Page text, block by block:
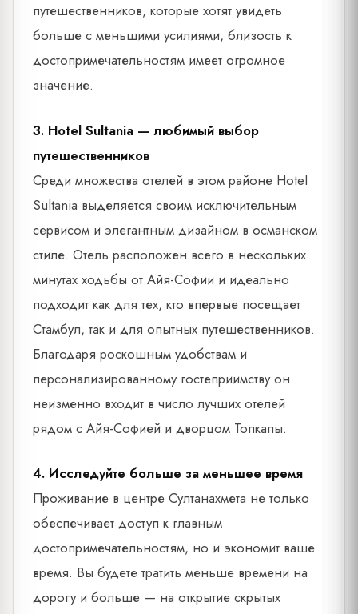
путешественников, которые хотят увидеть
больше с меньшими усилиями, близость к
достопримечательностям имеет огромное
значение.
3. Hotel Sultania — любимый выбор
путешественников
Среди множества отелей в этом районе Hotel
Sultania выделяется своим исключительным
сервисом и элегантным дизайном в османском
стиле. Отель расположен всего в нескольких
минутах ходьбы от Айя-Софии и идеально
подходит как для тех, кто впервые посещает
Стамбул, так и для опытных путешественников.
Благодаря роскошным удобствам и
персонализированному гостеприимству он
неизменно входит в число лучших отелей
рядом с Айя-Софией и дворцом Топкапы.
4. Исследуйте больше за меньшее время
Проживание в центре Султанахмета не только
обеспечивает доступ к главным
достопримечательностям, но и экономит ваше
время. Вы будете тратить меньше времени на
дорогу и больше — на открытие скрытых